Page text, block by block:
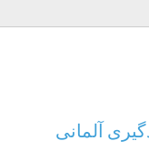
آلمانی